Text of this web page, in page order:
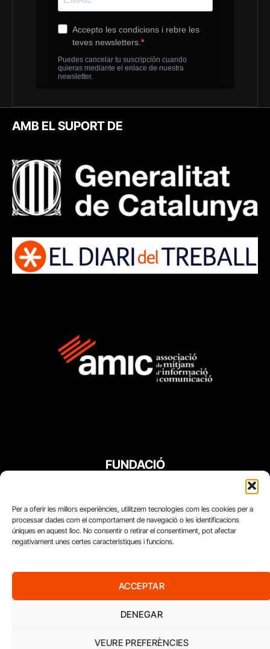
Per a oferir les millors experiències, utilitzem tecnologies com les cookies per a
processar dades com el comportament de navegació o les identificacions
úniques en aquest lloc. No consentir o retirar el consentiment, pot afectar
negativament unes certes característiques i funcions.
ACCEPTAR
DENEGAR
VEURE PREFERÈNCIES
AMB EL SUPORT DE
FUNDACIÓ